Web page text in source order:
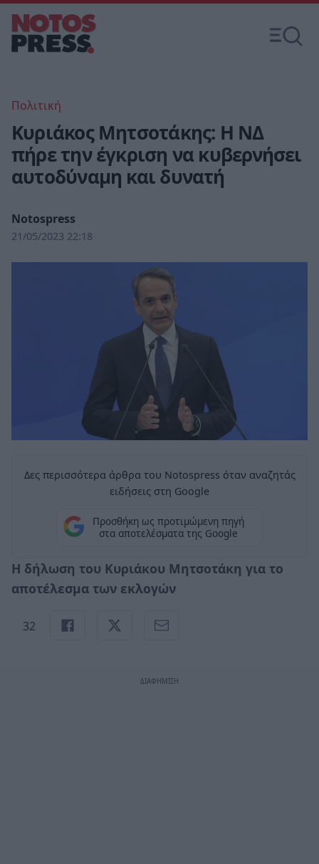
Πολιτική
Κυριάκος Μητσοτάκης: Η ΝΔ
πήρε την έγκριση να κυβερνήσει
αυτοδύναμη και δυνατή
Notospress
21/05/2023 22:18
Δες περισσότερα άρθρα του Notospress όταν αναζητάς
ειδήσεις στη Google
Προσθήκη ως προτιμώμενη πηγή
στα αποτελέσματα της Google
Η δήλωση του Κυριάκου Μητσοτάκη για το
αποτέλεσμα των εκλογών
32